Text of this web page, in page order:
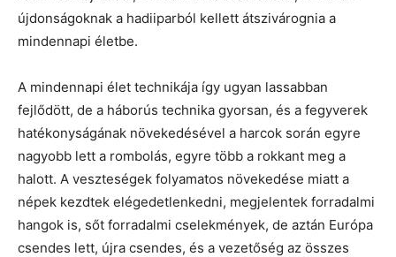
újdonságoknak a hadiiparból kellett átszivárognia a
mindennapi életbe.
A mindennapi élet technikája így ugyan lassabban
fejlődött, de a háborús technika gyorsan, és a fegyverek
hatékonyságának növekedésével a harcok során egyre
nagyobb lett a rombolás, egyre több a rokkant meg a
halott. A veszteségek folyamatos növekedése miatt a
népek kezdtek elégedetlenkedni, megjelentek forradalmi
hangok is, sőt forradalmi cselekmények, de aztán Európa
csendes lett, újra csendes, és a vezetőség az összes